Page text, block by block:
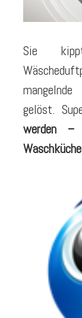
Sie
gelöst.
werden